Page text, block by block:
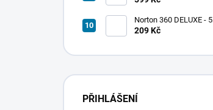
Norton 360 DELUXE - 5
zařízení
209 Kč
PŘIHLÁŠENÍ